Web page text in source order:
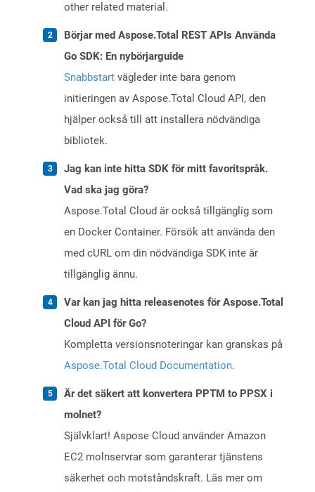
other related material.
Börjar med Aspose.Total REST APIs Använda
Go SDK: En nybörjarguide
Snabbstart vägleder inte bara genom
initieringen av Aspose.Total Cloud API, den
hjälper också till att installera nödvändiga
bibliotek.
Jag kan inte hitta SDK för mitt favoritspråk.
Vad ska jag göra?
Aspose.Total Cloud är också tillgänglig som
en Docker Container. Försök att använda den
med cURL om din nödvändiga SDK inte är
tillgänglig ännu.
Var kan jag hitta releasenotes för Aspose.Total
Cloud API för Go?
Kompletta versionsnoteringar kan granskas på
Aspose.Total Cloud Documentation.
Är det säkert att konvertera PPTM to PPSX i
molnet?
Självklart! Aspose Cloud använder Amazon
EC2 molnservrar som garanterar tjänstens
säkerhet och motståndskraft. Läs mer om